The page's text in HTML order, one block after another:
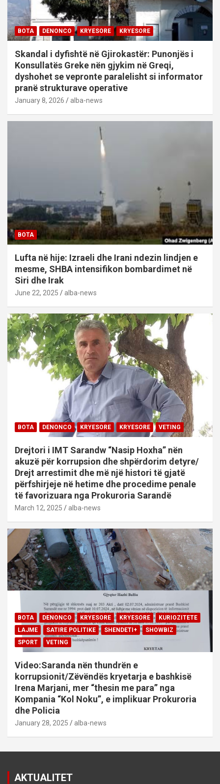
BOTA DENONCO KRYESORE KRYESORE
Skandal i dyfishtë në Gjirokastër: Punonjës i
Konsullatës Greke nën gjykim në Greqi,
dyshohet se vepronte paralelisht si informator
pranë strukturave operative
January 8, 2026 alba-news
BOTA
Lufta në hije: Izraeli dhe Irani ndezin lindjen e
mesme, SHBA intensifikon bombardimet në
Siri dhe Irak
June 22, 2025 alba-news
BOTA DENONCO KRYESORE KRYESORE VETING
Drejtori i IMT Sarandw “Nasip Hoxha” nën
akuzë për korrupsion dhe shpërdorim detyre/
Drejt arrestimit dhe më një histori të gjatë
përfshirjeje në hetime dhe procedime penale
të favorizuara nga Prokuroria Sarandë
March 12, 2025 alba-news
BOTA DENONCO KRYESORE KRYESORE
KURIOZITETE
LAJME
SATIRE POLITIKE SHENDETI+
SHOWBIZ
SPORT
VETING
Video:Saranda nën thundrën e
korrupsionit/Zëvëndës kryetarja e bashkisë
Irena Marjani, mer “thesin me para” nga
Kompania “Kol Noku”, e implikuar Prokuroria
dhe Policia
January 28, 2025 alba-news
AKTUALITET